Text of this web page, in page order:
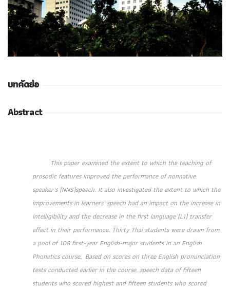
บทคัดย่อ
Abstract
This paper examined the extent to which the teaching of
prosodic features improved the performance of nonnative
speaker’s (NNS)speech. It also investigated the extent to which the
improvements in learners’ speech had an impact on the increase in
intelligibility and the decrease in the first language (L1) transfer
effect in their performance. Thirty Thai students were drawn from
a pool of 108 first-year English-major students in an English
Phonetics course. Based on scores on three English pronunciation
tests conducted earlier in the course, speech data of fifteen
students who scored highest and fifteen students who scored